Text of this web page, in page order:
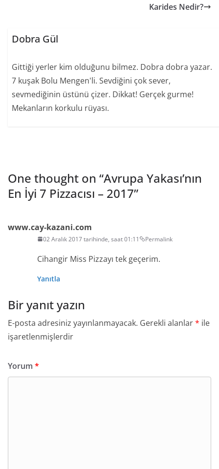
Karides Nedir?
Dobra Gül
Gittiği yerler kim olduğunu bilmez. Dobra dobra yazar.
7 kuşak Bolu Mengen'li. Sevdiğini çok sever,
sevmediğinin üstünü çizer. Dikkat! Gerçek gurme!
Mekanların korkulu rüyası.
One thought on “Avrupa Yakası’nın
En İyi 7 Pizzacısı – 2017”
www.cay-kazani.com
02 Aralık 2017 tarihinde, saat 01:11 Permalink
Cihangir Miss Pizzayı tek geçerim.
Yanıtla
Bir yanıt yazın
E-posta adresiniz yayınlanmayacak. Gerekli alanlar* ile
işaretlenmişlerdir
Yorum *